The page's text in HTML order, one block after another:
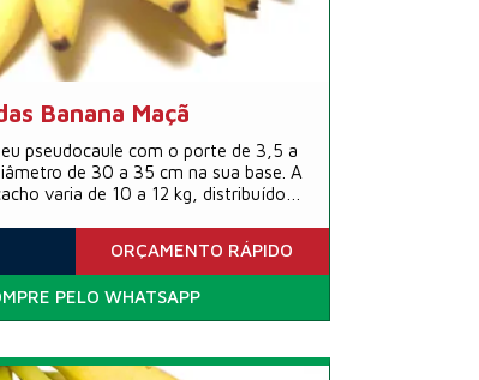
Banana Maçã
pseudocaule com o porte de 3,5 a
de 30 a 35 cm na sua base. A
varia de 10 a 12 kg, distribuídos
ORÇAMENTO RÁPIDO
PELO WHATSAPP